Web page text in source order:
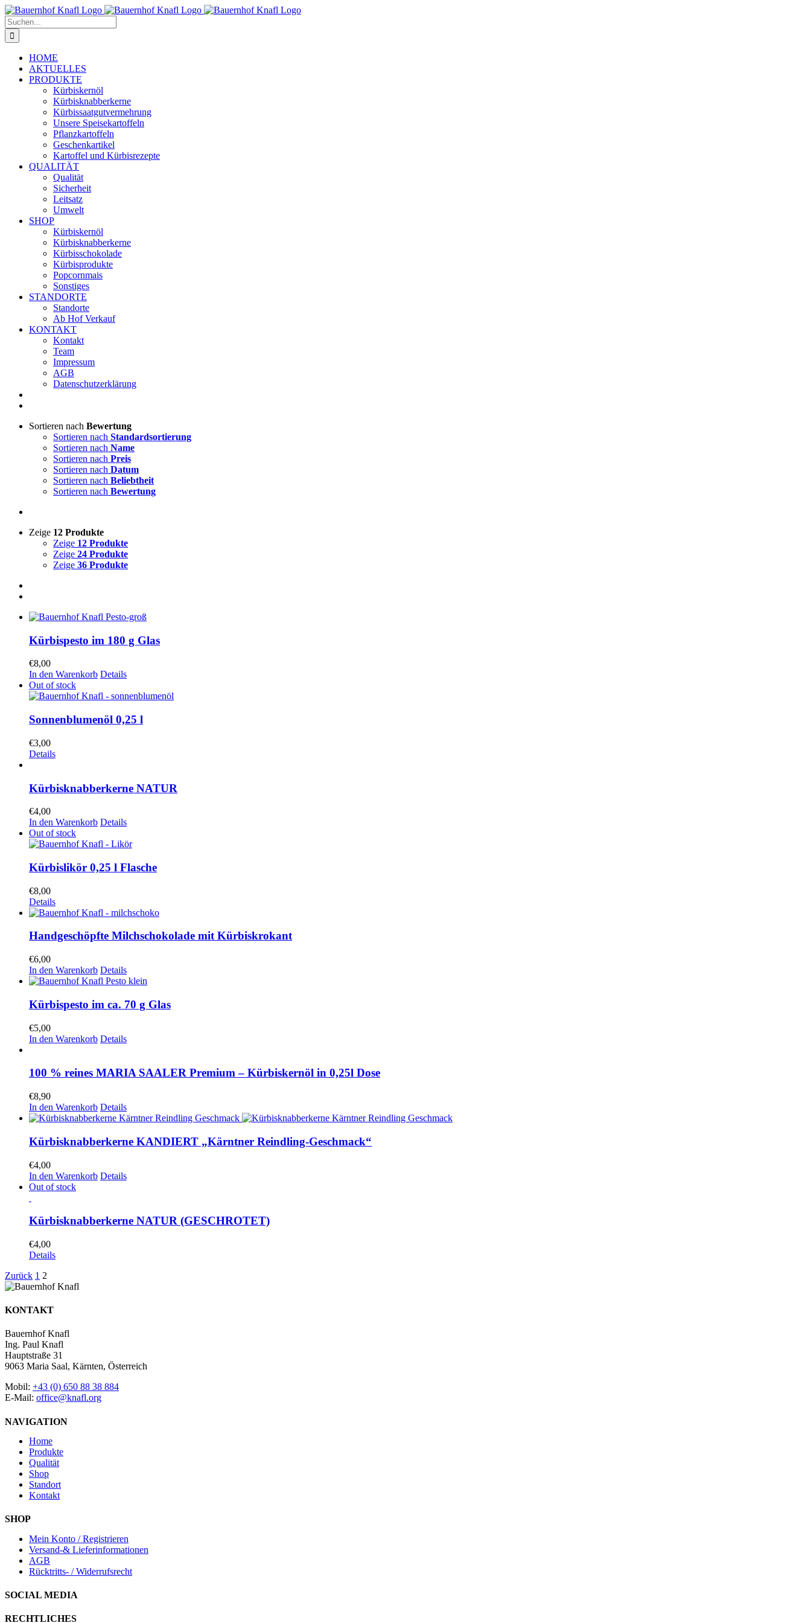
Zum
Inhalt
springen
Suche
nach:
HOME
AKTUELLES
PRODUKTE
Kürbiskernöl
Kürbisknabberkerne
Kürbissaatgutvermehrung
Unsere Speisekartoffeln
Pflanzkartoffeln
Geschenkartikel
Kartoffel und Kürbisrezepte
QUALITÄT
Qualität
Sicherheit
Leitsatz
Umwelt
SHOP
Kürbiskernöl
Kürbisknabberkerne
Kürbisschokolade
Kürbisprodukte
Popcornmais
Sonstiges
STANDORTE
Standorte
Ab Hof Verkauf
KONTAKT
Kontakt
Team
Impressum
AGB
Datenschutzerklärung
Sortieren nach Bewertung
Sortieren nach Standardsortierung
Sortieren nach Name
Sortieren nach Preis
Sortieren nach Datum
Sortieren nach Beliebtheit
Sortieren nach Bewertung
Zeige 12 Produkte
Zeige 12 Produkte
Zeige 24 Produkte
Zeige 36 Produkte
Kürbispesto im 180 g Glas
€8,00
In den Warenkorb Details
Out of stock
Sonnenblumenöl 0,25 l
€3,00
Details
Kürbisknabberkerne NATUR
€4,00
In den Warenkorb Details
Out of stock
Kürbislikör 0,25 l Flasche
€8,00
Details
Handgeschöpfte Milchschokolade mit Kürbiskrokant
€6,00
In den Warenkorb Details
Kürbispesto im ca. 70 g Glas
€5,00
In den Warenkorb Details
100 % reines MARIA SAALER Premium – Kürbiskernöl in 0,25l Dose
€8,90
In den Warenkorb Details
Kürbisknabberkerne KANDIERT „Kärntner Reindling-Geschmack“
€4,00
In den Warenkorb Details
Out of stock
Kürbisknabberkerne NATUR (GESCHROTET)
€4,00
Details
Zurück 1 2
KONTAKT
Bauernhof Knafl
Ing. Paul Knafl
Hauptstraße 31
9063 Maria Saal, Kärnten, Österreich
Mobil: +43 (0) 650 88 38 884
E-Mail: office@knafl.org
NAVIGATION
Home
Produkte
Qualität
Shop
Standort
Kontakt
SHOP
Mein Konto / Registrieren
Versand-& Lieferinformationen
AGB
Rücktritts- / Widerrufsrecht
SOCIAL MEDIA
RECHTLICHES